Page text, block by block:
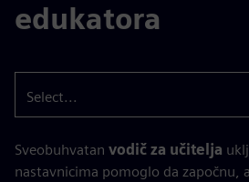
edukatora
Select...
Sveobuhvatan vodič za učitelja
nastavnicima pomoglo da započnu,